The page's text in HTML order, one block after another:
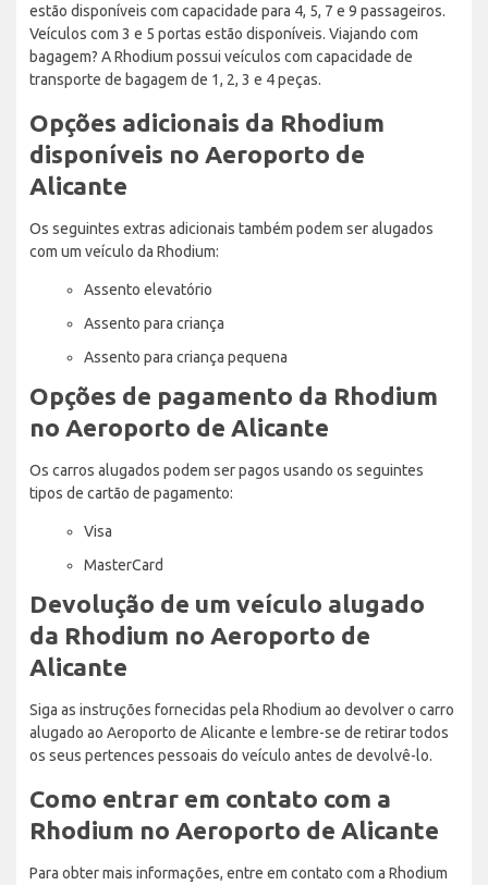
estão disponíveis com capacidade para 4, 5, 7 e 9 passageiros.
Veículos com 3 e 5 portas estão disponíveis. Viajando com
bagagem? A Rhodium possui veículos com capacidade de
transporte de bagagem de 1, 2, 3 e 4 peças.
Opções adicionais da Rhodium
disponíveis no Aeroporto de
Alicante
Os seguintes extras adicionais também podem ser alugados
com um veículo da Rhodium:
Assento elevatório
Assento para criança
Assento para criança pequena
Opções de pagamento da Rhodium
no Aeroporto de Alicante
Os carros alugados podem ser pagos usando os seguintes
tipos de cartão de pagamento:
Visa
MasterCard
Devolução de um veículo alugado
da Rhodium no Aeroporto de
Alicante
Siga as instruções fornecidas pela Rhodium ao devolver o carro
alugado ao Aeroporto de Alicante e lembre-se de retirar todos
os seus pertences pessoais do veículo antes de devolvê-lo.
Como entrar em contato com a
Rhodium no Aeroporto de Alicante
Para obter mais informações, entre em contato com a Rhodium